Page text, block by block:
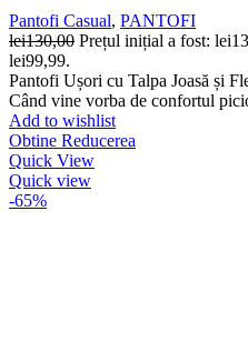
Pantofi Casual, PANTOFI
lei130,00 Prețul inițial a fost:
lei99,99.
Pantofi Ușori cu Talpa Joasă și
Când vine vorba de confortul
Add to wishlist
Obtine Reducerea
Quick View
Quick view
-65%